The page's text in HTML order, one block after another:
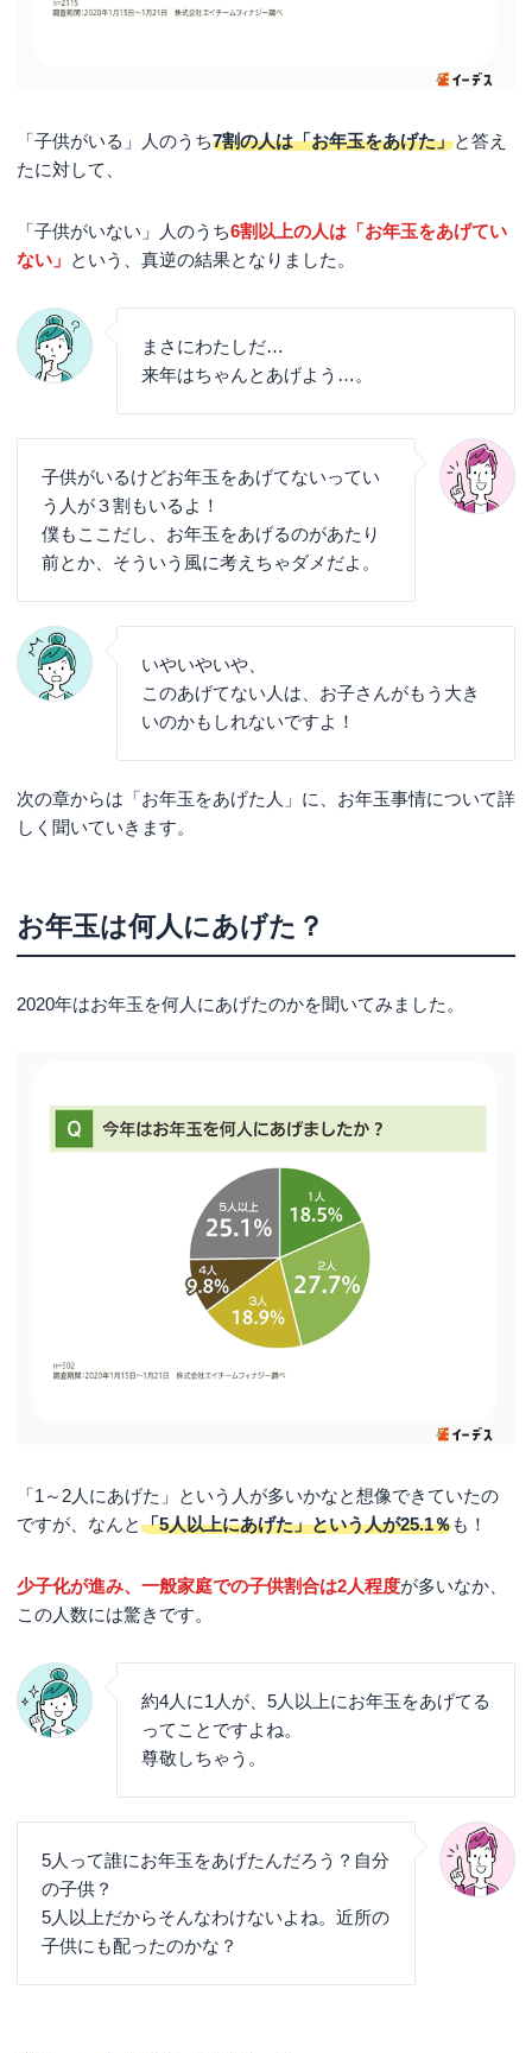
「子供がいる」人のうち7割の人は「お年玉をあげた」と答え
たに対して、
「子供がいない」人のうち6割以上の人は「お年玉をあげてい
ない」 という、真逆の結果となりました。
まさにわたしだ…
来年はちゃんとあげよう…。
子供がいるけどお年玉をあげてないってい
う人が３割もいるよ！
僕もここだし、お年玉をあげるのがあたり
前とか、そういう風に考えちゃダメだよ。
いやいやいや、
このあげてない人は、お子さんがもう大き
いのかもしれないですよ！
次の章からは「お年玉をあげた人」に、お年玉事情について詳
しく聞いていきます。
お年玉は何人にあげた？
2020年はお年玉を何人にあげたのかを聞いてみました。
「1～2人にあげた」という人が多いかなと想像できていたの
ですが、なんと「5人以上にあげた」という人が25.1％も！
少子化が進み、一般家庭での子供割合は2人程度が多いなか、
この人数には驚きです。
約4人に1人が、5人以上にお年玉をあげてる
ってことですよね。
尊敬しちゃう。
5人って誰にお年玉をあげたんだろう？自分
の子供？
5人以上だからそんなわけないよね。近所の
子供にも配ったのかな？